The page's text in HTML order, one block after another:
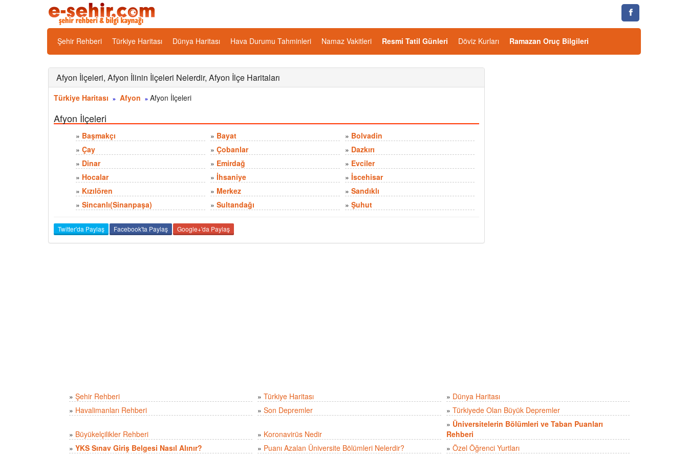
Şehir Rehberi Türkiye Haritası Dünya Haritası Hava Durumu Tahminleri Namaz Vakitleri Resmi Tatil Günleri Döviz Kurları Ramazan Oruç Bilgileri
Afyon İlçeleri, Afyon İlinin İlçeleri Nelerdir, Afyon İlçe Haritaları
Türkiye Haritası » Afyon » Afyon İlçeleri
Afyon İlçeleri
» Başmakçı » Bayat » Bolvadin
» Çay » Çobanlar » Dazkırı
» Dinar » Emirdağ » Evciler
» Hocalar » İhsaniye » İscehisar
» Kızılören » Merkez » Sandıklı
» Sincanlı(Sinanpaşa) » Sultandağı » Şuhut
Twitter'da Paylaş Facebook'ta Paylaş Google+'da Paylaş
» Şehir Rehberi » Türkiye Haritası » Dünya Haritası
» Havalimanları Rehberi » Son Depremler » Türkiyede Olan Büyük Depremler
» Büyükelçilikler Rehberi » Koronavirüs Nedir
» Üniversitelerin Bölümleri ve Taban Puanları
Rehberi
» YKS Sınav Giriş Belgesi Nasıl Alınır? » Puanı Azalan Üniversite Bölümleri Nelerdir? » Özel Öğrenci Yurtları